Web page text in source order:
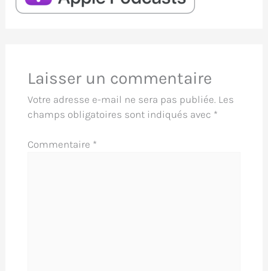
Laisser un commentaire
Votre adresse e-mail ne sera pas publiée. Les
champs obligatoires sont indiqués avec *
Commentaire *